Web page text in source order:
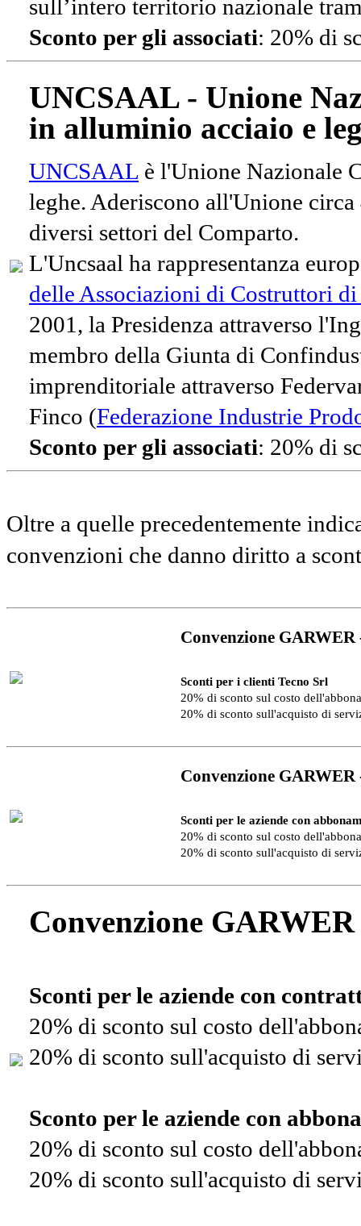
sull’intero territorio nazionale
Sconto per gli associati: 20% di
UNCSAAL - Unione
in alluminio acciaio e
UNCSAAL è l'Unione Nazionale
leghe. Aderiscono all'Unione
diversi settori del Comparto.
L'Uncsaal ha rappresentanza
delle Associazioni di Costruttori
2001, la Presidenza attraverso
membro della Giunta di
imprenditoriale attraverso
Finco (Federazione Industrie
Sconto per gli associati: 20% di
Oltre a quelle precedentemente
convenzioni che danno diritto a
Convenzione
Sconti per i clienti Tecno Srl
20% di sconto sul costo
20% di sconto sull'acquisto di
Convenzione
Sconti per le aziende con
20% di sconto sul costo
20% di sconto sull'acquisto di
Convenzione
Sconti per le aziende con
20% di sconto sul costo
20% di sconto sull'acquisto di
Sconto per le aziende con
20% di sconto sul costo
20% di sconto sull'acquisto di